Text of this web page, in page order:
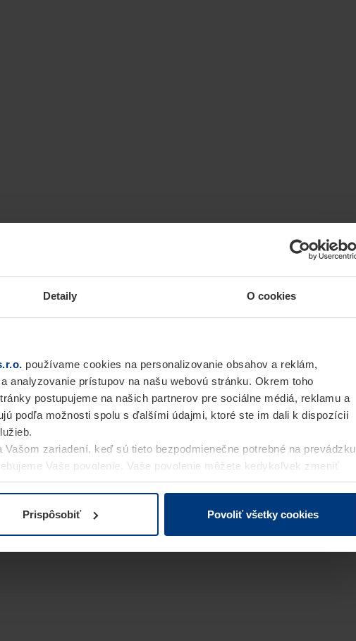
Detaily O cookies
používame cookies na personalizovanie obsahov a reklám,
analyzovanie prístupov na našu webovú stránku. Okrem toho
postupujeme na našich partnerov pre sociálne médiá, reklamu a
podľa možnosti spolu s ďalšími údajmi, ktoré ste im dali k dispozícii
zariadení, keď sú tieto bezpodmienečne potrebné na prevádzku
Vaše povolenie. Vaše povolenie môžete kedykoľvek zmeniť
o ochrane osobných údajovnašej webovej stránky.
Prispôsobiť Povoliť všetky cookies